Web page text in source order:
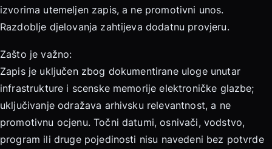
izvorima utemeljen zapis, a ne promotivni unos.
Razdoblje djelovanja zahtijeva dodatnu provjeru.
Zašto je važno:
Zapis je uključen zbog dokumentirane uloge unutar
infrastrukture i scenske memorije elektroničke glazbe;
uključivanje odražava arhivsku relevantnost, a ne
promotivnu ocjenu. Točni datumi, osnivači, vodstvo,
program ili druge pojedinosti nisu navedeni bez potvrde